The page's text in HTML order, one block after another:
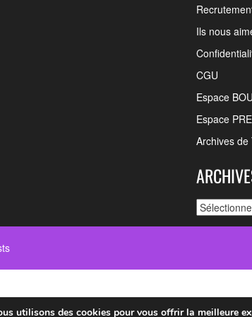
Ils nous
CGU
Espace
Espace
Archives de
Archives
utilisons des cookies pour vous offrir la meilleure